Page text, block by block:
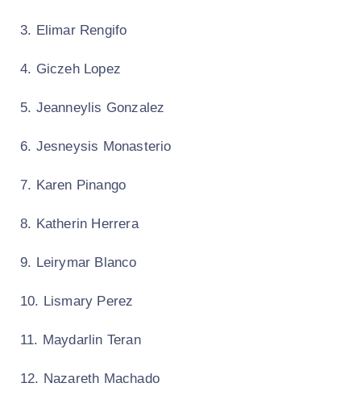
3. Elimar Rengifo
4. Giczeh Lopez
5. Jeanneylis Gonzalez
6. Jesneysis Monasterio
7. Karen Pinango
8. Katherin Herrera
9. Leirymar Blanco
10. Lismary Perez
11. Maydarlin Teran
12. Nazareth Machado